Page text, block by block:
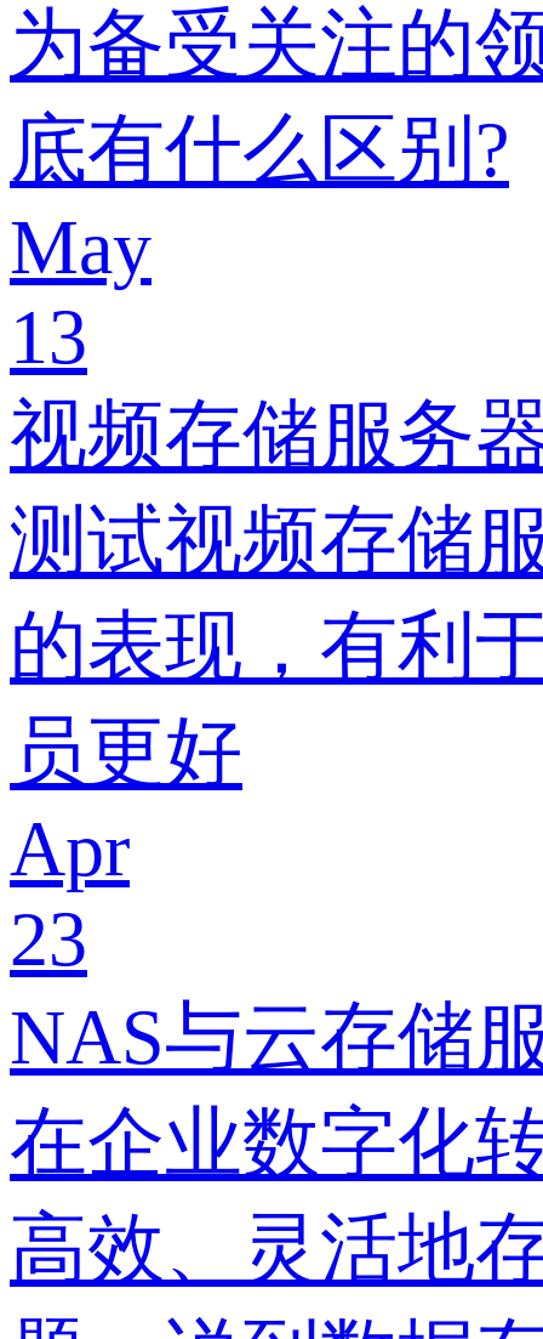
为备受关注的
底有什么区别?
May
13
视频存储服务
测试视频存储
的表现，有利
员更好
Apr
23
NAS与云存储
在企业数字化
高效、灵活地